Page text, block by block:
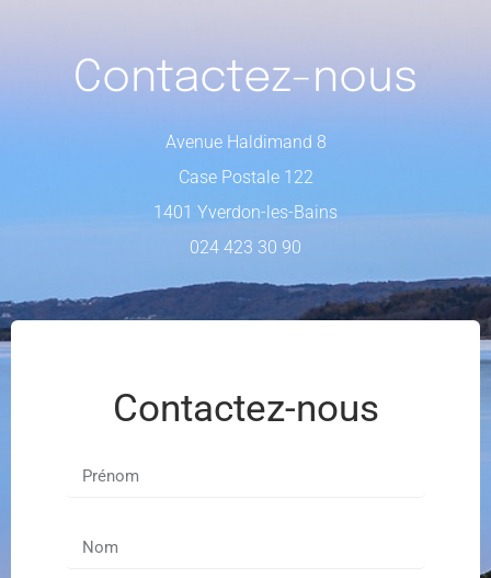
Contactez-nous
Contactez-nous
Avenue Haldimand 8
Case Postale 122
1401 Yverdon-les-Bains
024 423 30 90